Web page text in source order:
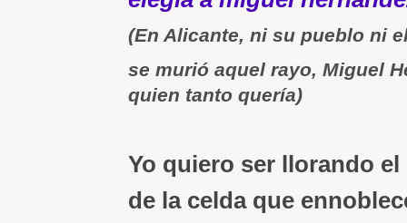
(En Alicante, ni su pueblo ni
se murió aquel rayo, Miguel
quien tanto quería)
Yo quiero ser llorando
de la celda que